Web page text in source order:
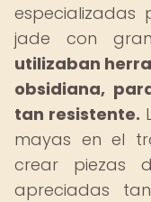
especializadas
jade con
utilizaban
obsidiana,
tan resistente.
mayas en el
crear piezas
apreciadas